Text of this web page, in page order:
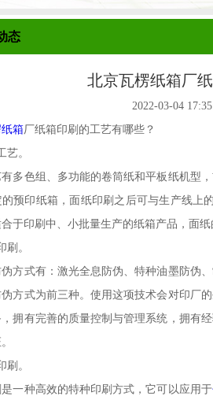
态
北京瓦楞纸箱厂
2022-03-04
箱厂纸箱印刷的工艺有哪些？
艺。
多色组、多功能的卷筒纸和平板纸机型
的预印纸箱，面纸印刷之后可与生产线上
于印刷中、小批量生产的纸箱产品，面纸
刷。
方式有：激光全息防伪、特种油墨防伪
方式为前三种。使用这项技术会对印厂
拥有完善的质量控制与管理系统，拥有
刷。
一种高效的特种印刷方式，它可以应用于